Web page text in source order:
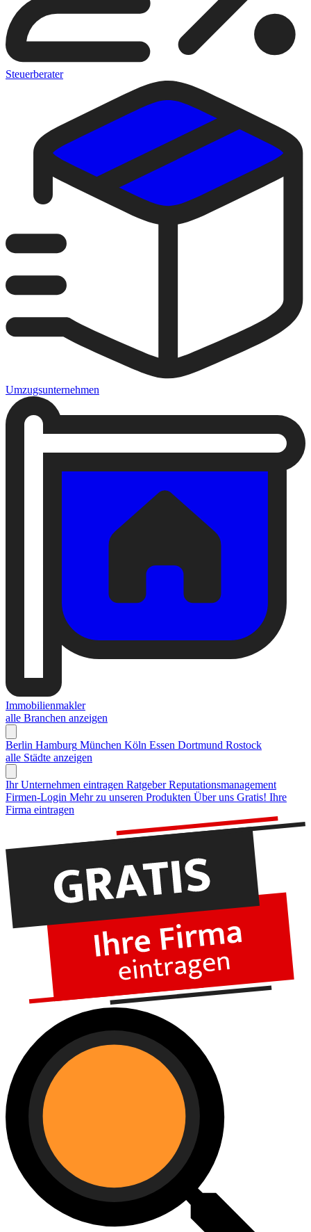
Steuerberater
Umzugsunternehmen
Immobilienmakler
alle Branchen anzeigen
Berlin Hamburg München Köln Essen Dortmund Rostock
alle Städte anzeigen
Ihr Unternehmen eintragen Ratgeber Reputationsmanagement
Firmen-Login Mehr zu unseren Produkten Über uns Gratis! Ihre
Firma eintragen